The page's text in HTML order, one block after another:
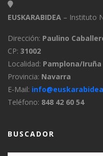
EUSKARABIDEA – Instituto
Dirección: Paulino
CP: 31002
Localidad: Pamplona/Iruña
Provincia: Navarra
E-Mail:
Teléfono: 848 42 60 54
BUSCADOR